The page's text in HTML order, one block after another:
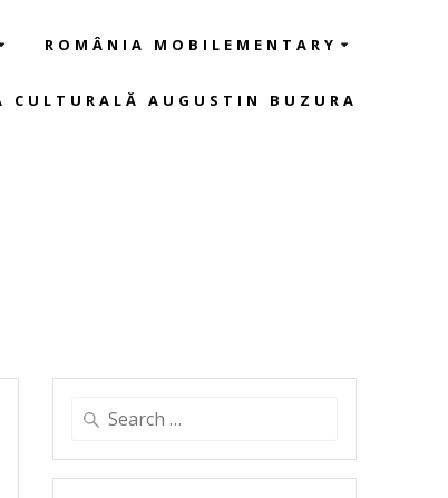
ROMÂNIA MOBILEMENTARY
CULTURALĂ AUGUSTIN BUZURA
Search